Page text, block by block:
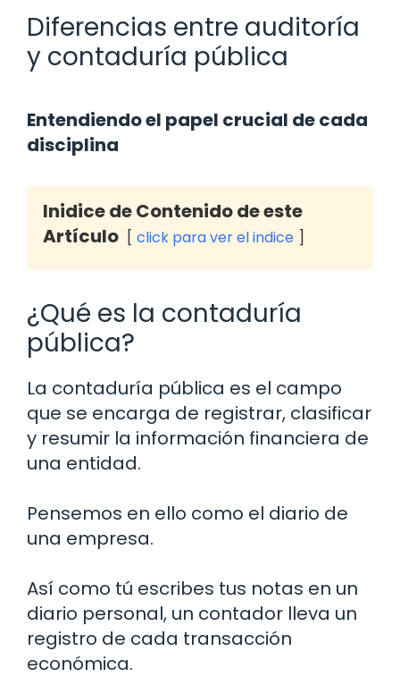
Diferencias entre auditoría
y contaduría pública
Entendiendo el papel crucial de cada
disciplina
Inidice de Contenido de este
Artículo
click para ver el indice
¿Qué es la contaduría
pública?
La contaduría pública es el campo
que se encarga de registrar, clasificar
y resumir la información financiera de
una entidad.
Pensemos en ello como el diario de
una empresa.
Así como tú escribes tus notas en un
diario personal, un contador lleva un
registro de cada transacción
económica.